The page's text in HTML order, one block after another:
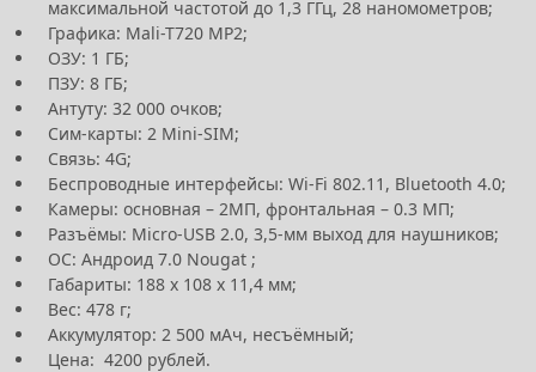
максимальной частотой до 1,3 ГГц, 28 наномометров;
Графика: Mali-T720 MP2;
ОЗУ: 1 ГБ;
ПЗУ: 8 ГБ;
Антуту: 32 000 очков;
Сим-карты: 2 Mini-SIM;
Связь: 4G;
Беспроводные интерфейсы: Wi-Fi 802.11, Bluetooth 4.0;
Камеры: основная – 2МП, фронтальная – 0.3 МП;
Разъёмы: Micro-USB 2.0, 3,5-мм выход для наушников;
ОС: Андроид 7.0 Nougat ;
Габариты: 188 х 108 х 11,4 мм;
Вес: 478 г;
Аккумулятор: 2 500 мАч, несъёмный;
Цена: 4200 рублей.